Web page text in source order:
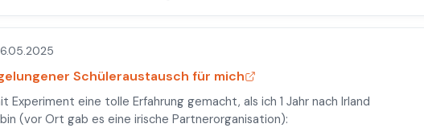
Schüleraustausch für mich
Experiment eine tolle Erfahrung gemacht, als ich 1 Jahr nach Irland
(vor Ort gab es eine irische Partnerorganisation):